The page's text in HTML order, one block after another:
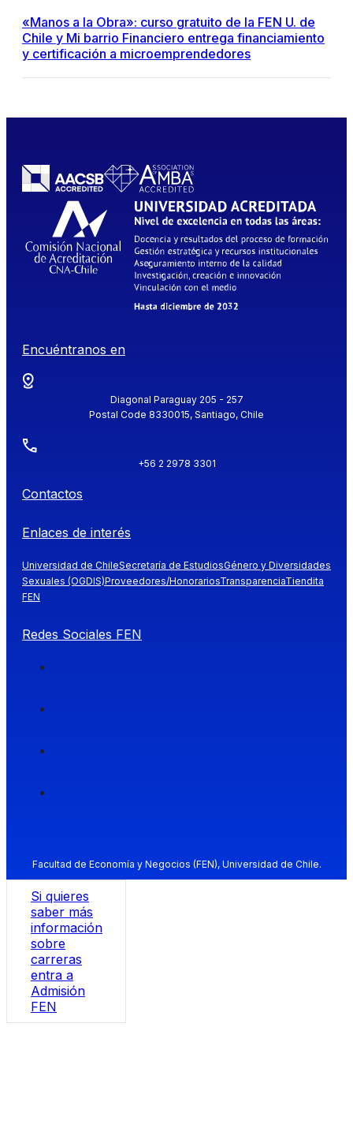
«Manos a la Obra»: curso gratuito de la FEN U. de
Chile y Mi barrio Financiero entrega financiamiento
y certificación a microemprendedores
Encuéntranos en
Diagonal Paraguay 205 - 257
Postal Code 8330015, Santiago, Chile
+56 2 2978 3301
Contactos
Enlaces de interés
Universidad de ChileSecretaría de EstudiosGénero y Diversidades
Sexuales (OGDIS)Proveedores/HonorariosTransparenciaTiendita
FEN
Redes Sociales FEN
Facultad de Economía y Negocios (FEN), Universidad de Chile.
Si quieres
saber más
información
sobre
carreras
entra a
Admisión
FEN